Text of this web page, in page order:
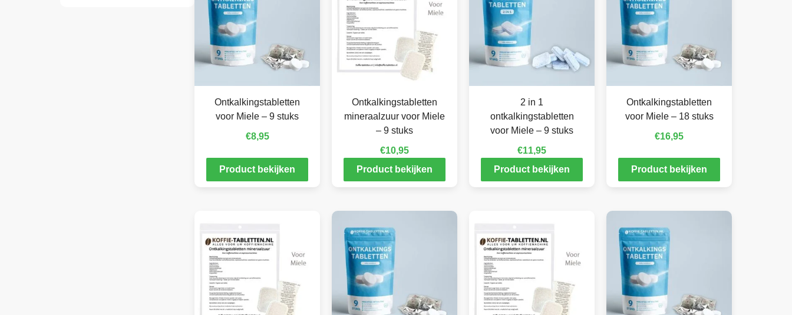
Ontkalkingstabletten
voor Miele – 9 stuks
€8,95
Product bekijken
Ontkalkingstabletten
mineraalzuur voor Miele
– 9 stuks
€10,95
Product bekijken
2 in 1
ontkalkingstabletten
voor Miele – 9 stuks
€11,95
Product bekijken
Ontkalkingstabletten
voor Miele – 18 stuks
€16,95
Product bekijken